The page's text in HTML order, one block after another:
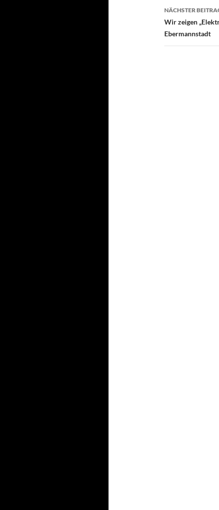
NÄCHSTER
Wir zeigen
Ebermannstadt